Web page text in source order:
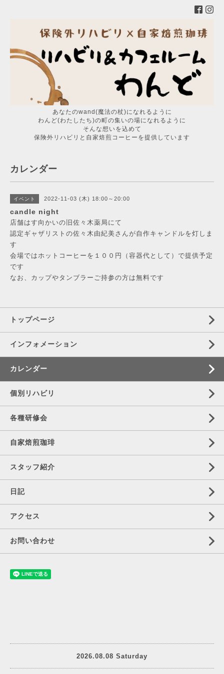
あなたのwand(魔法の杖)になれるように
わんど(わたしたち)の町の集いの場になれるように
そんな想いを込めて
保険外リハビリと自家焙煎コーヒーを提供しています
カレンダー
イベント 2022-11-03 (木) 18:00～20:00
candle night
店舗はす向かいの旧佐々木薬局にて
認定ギャザリストの佐々木由紀美さんが自作キャンドルを灯しま
す
会場ではホットコーヒーを１００円（容器代として）で提供予定
です
なお、カップやタンブラーご持参の方は無料です
トップページ
インフォメーション
カレンダー
個別リハビリ
各種研修会
自家焙煎珈琲
スタッフ紹介
日記
アクセス
お問い合わせ
2026.08.08 Saturday